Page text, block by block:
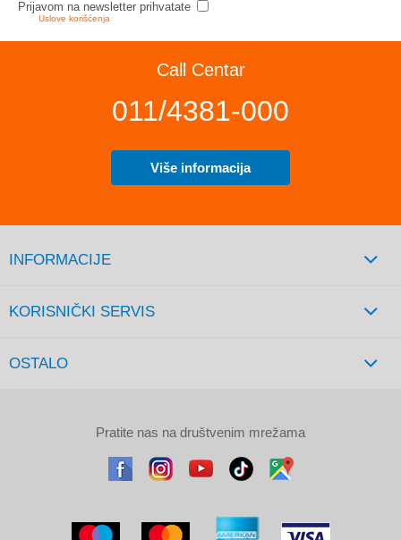
Prijavom na newsletter prihvatate
Uslove korišćenja
Call Centar
011/4381-000
Više informacija
INFORMACIJE
KORISNIČKI SERVIS
OSTALO
Pratite nas na društvenim mrežama